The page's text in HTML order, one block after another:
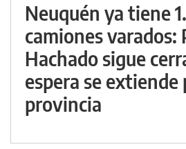
Neuquén ya tiene
camiones varados:
Hachado sigue
espera se extiende
provincia